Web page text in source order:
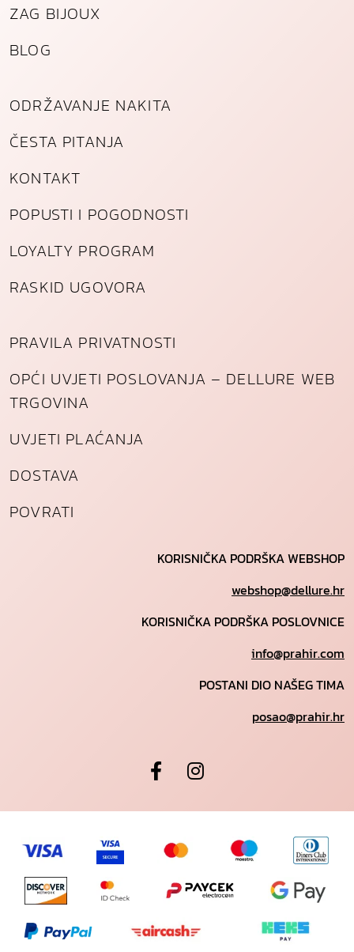
č
n
ZAG BIJOUX
BLOG
ODRŽAVANJE NAKITA
ČESTA PITANJA
KONTAKT
POPUSTI I POGODNOSTI
LOYALTY PROGRAM
RASKID UGOVORA
PRAVILA PRIVATNOSTI
OPĆI UVJETI POSLOVANJA – DELLURE WEB
TRGOVINA
UVJETI PLAĆANJA
DOSTAVA
POVRATI
KORISNIČKA PODRŠKA WEBSHOP
webshop@dellure.hr
KORISNIČKA PODRŠKA POSLOVNICE
info@prahir.com
POSTANI DIO NAŠEG TIMA
posao@prahir.hr